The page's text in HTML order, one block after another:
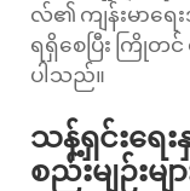
လ်၏ ကျန်းမာရေ
ရရှိစေပြီး ကြိုတင်
ပါသည်။
သန့်ရှင်းရေ
စည်းမျဉ်းမျာ